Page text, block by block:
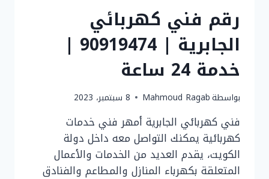
رقم فني كهربائي
الجابرية | 90919474 |
خدمة 24 ساعة
بواسطةMahmoud Ragab 8 سبتمبر، 2023
فني كهربائي الجابرية أمهر فني خدمات
كهربائية يمكنك التواصل معه داخل دولة
الكويت، يقدم العديد من الخدمات والأعمال
المتعلقة بكهرباء المنازل والمطاعم والفنادق